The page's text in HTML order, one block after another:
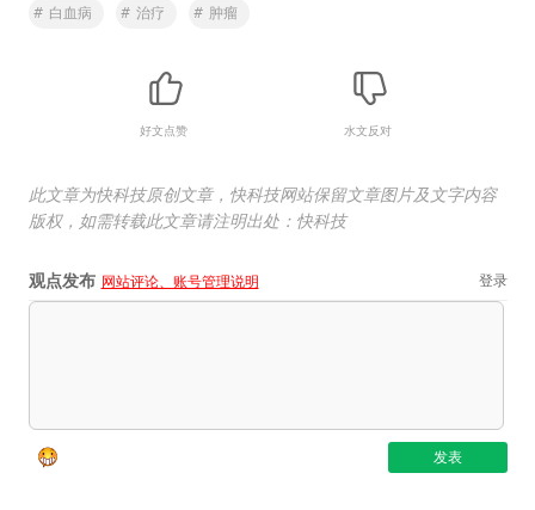
# 白血病 # 治疗 # 肿瘤
好文点赞 水文反对
此文章为快科技原创文章，快科技网站保留文章图片及文字内容
版权，如需转载此文章请注明出处：快科技
观点发布 网站评论、账号管理说明 登录